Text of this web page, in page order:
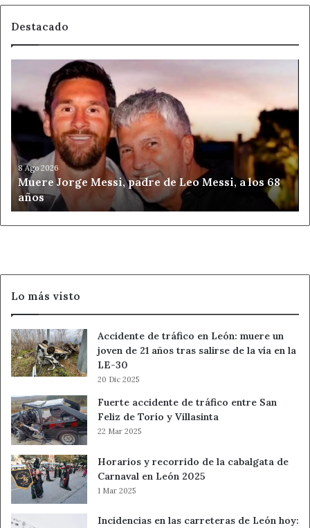
Destacado
Messi,
padre
Leo
Messi,
los
68
años
8 Ago 2026
Muere Jorge Messi, padre de Leo Messi, a los 68
años
Lo más visto
Accidente de tráfico en León: muere un
joven de 21 años tras salirse de la vía en la
LE-30
20 Dic 2025
Fuerte accidente de tráfico entre San
Feliz de Torío y Villasinta
22 Mar 2025
Horarios y recorrido de la cabalgata de
Carnaval en León 2025
1 Mar 2025
Incidencias en las carreteras de León hoy: